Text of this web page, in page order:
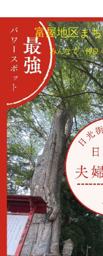
富屋地区ま
みんなで 仲良